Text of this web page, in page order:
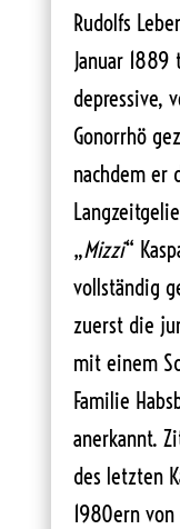
Rudolfs
Januar
depressive,
Gonorrhö
nachdem er
„Mizzi“
vollständig
zuerst die
mit einem
Familie
anerkannt.
des letzten
1980ern